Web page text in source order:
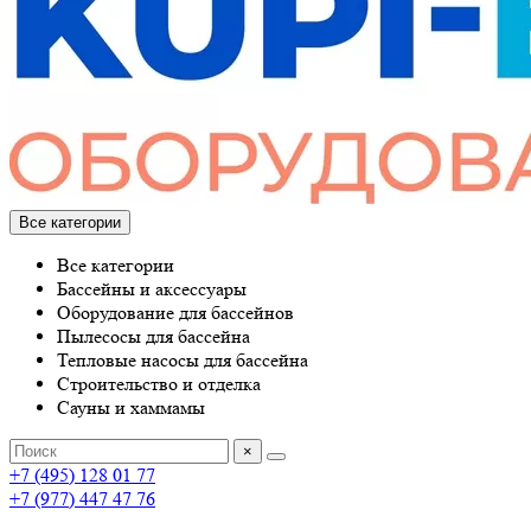
Все категории
Все категории
Бассейны и аксессуары
Оборудование для бассейнов
Пылесосы для бассейна
Тепловые насосы для бассейна
Строительство и отделка
Сауны и хаммамы
×
+7 (495) 128 01 77
+7 (977) 447 47 76